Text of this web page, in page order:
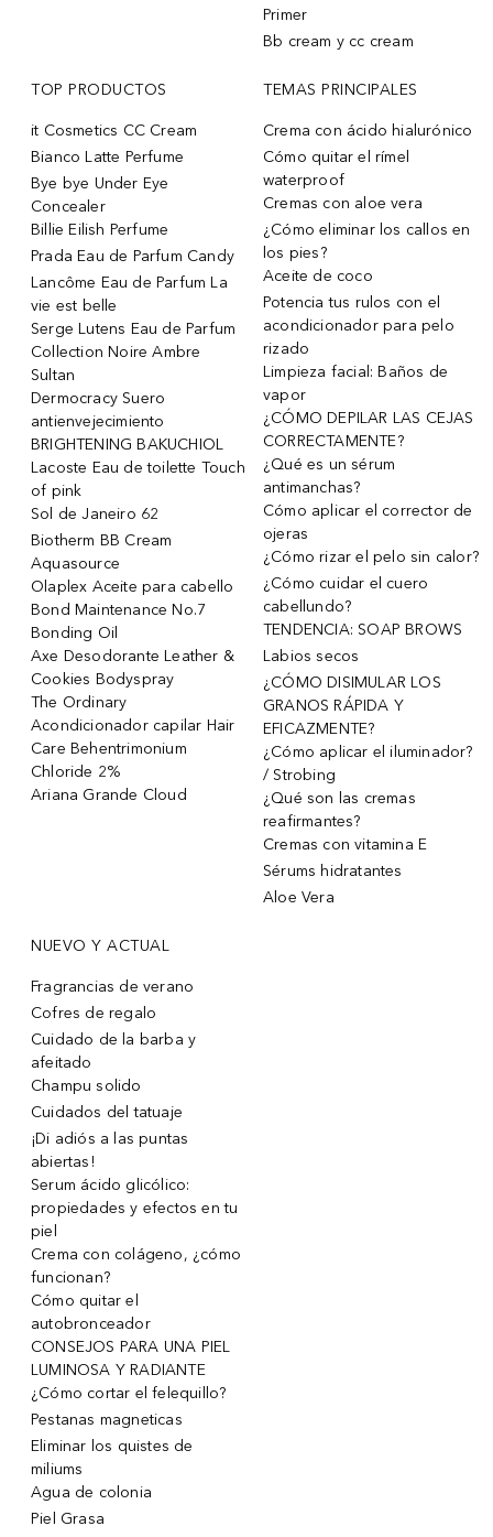
Primer
Bb cream y cc cream
TOP PRODUCTOS
it Cosmetics CC Cream
Bianco Latte Perfume
Bye bye Under Eye
Concealer
Billie Eilish Perfume
Prada Eau de Parfum Candy
Lancôme Eau de Parfum La
vie est belle
Serge Lutens Eau de Parfum
Collection Noire Ambre
Sultan
Dermocracy Suero
antienvejecimiento
BRIGHTENING BAKUCHIOL
Lacoste Eau de toilette Touch
of pink
Sol de Janeiro 62
Biotherm BB Cream
Aquasource
Olaplex Aceite para cabello
Bond Maintenance No.7
Bonding Oil
Axe Desodorante Leather &
Cookies Bodyspray
The Ordinary
Acondicionador capilar Hair
Care Behentrimonium
Chloride 2%
Ariana Grande Cloud
TEMAS PRINCIPALES
Crema con ácido hialurónico
Cómo quitar el rímel
waterproof
Cremas con aloe vera
¿Cómo eliminar los callos en
los pies?
Aceite de coco
Potencia tus rulos con el
acondicionador para pelo
rizado
Limpieza facial: Baños de
vapor
¿CÓMO DEPILAR LAS CEJAS
CORRECTAMENTE?
¿Qué es un sérum
antimanchas?
Cómo aplicar el corrector de
ojeras
¿Cómo rizar el pelo sin calor?
¿Cómo cuidar el cuero
cabellundo?
TENDENCIA: SOAP BROWS
Labios secos
¿CÓMO DISIMULAR LOS
GRANOS RÁPIDA Y
EFICAZMENTE?
¿Cómo aplicar el iluminador?
/ Strobing
¿Qué son las cremas
reafirmantes?
Cremas con vitamina E
Sérums hidratantes
Aloe Vera
NUEVO Y ACTUAL
Fragrancias de verano
Cofres de regalo
Cuidado de la barba y
afeitado
Champu solido
Cuidados del tatuaje
¡Di adiós a las puntas
abiertas!
Serum ácido glicólico:
propiedades y efectos en tu
piel
Crema con colágeno, ¿cómo
funcionan?
Cómo quitar el
autobronceador
CONSEJOS PARA UNA PIEL
LUMINOSA Y RADIANTE
¿Cómo cortar el felequillo?
Pestanas magneticas
Eliminar los quistes de
miliums
Agua de colonia
Piel Grasa